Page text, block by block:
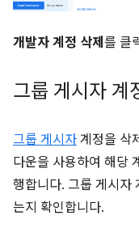
개발자 계정 삭제 를 클
그룹 게시자 계
그룹 게시자 계정을 삭
다운을 사용하여 해당
행합니다. 그룹 게시자
는지 확인합니다.